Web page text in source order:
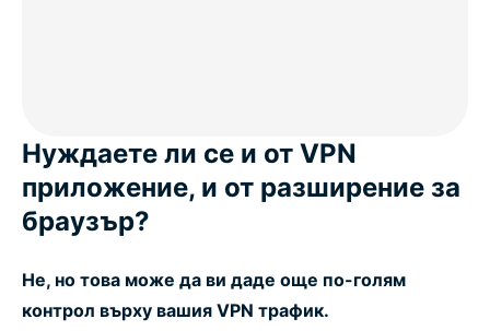
Нуждаете ли се и от VPN
приложение, и от разширение за
браузър?
Не, но това може да ви даде още по-голям
контрол върху вашия VPN трафик.